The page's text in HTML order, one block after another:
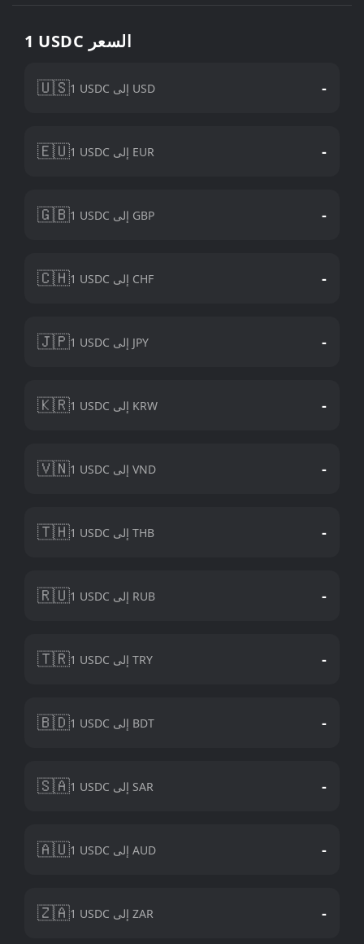
1 USDC السعر
🇺🇸 1 USDC إلى USD -
🇪🇺 1 USDC إلى EUR -
🇬🇧 1 USDC إلى GBP -
🇨🇭 1 USDC إلى CHF -
🇯🇵 1 USDC إلى JPY -
🇰🇷 1 USDC إلى KRW -
🇻🇳 1 USDC إلى VND -
🇹🇭 1 USDC إلى THB -
🇷🇺 1 USDC إلى RUB -
🇹🇷 1 USDC إلى TRY -
🇧🇩 1 USDC إلى BDT -
🇸🇦 1 USDC إلى SAR -
🇦🇺 1 USDC إلى AUD -
🇿🇦 1 USDC إلى ZAR -